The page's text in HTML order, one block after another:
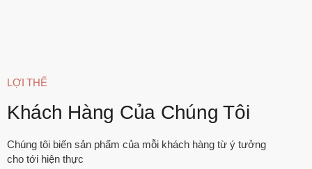
LỢI THẾ
Khách Hàng Của Chúng Tôi
Chúng tôi biến sản phẩm của mỗi khách hàng từ ý tưởng
cho tới hiện thực